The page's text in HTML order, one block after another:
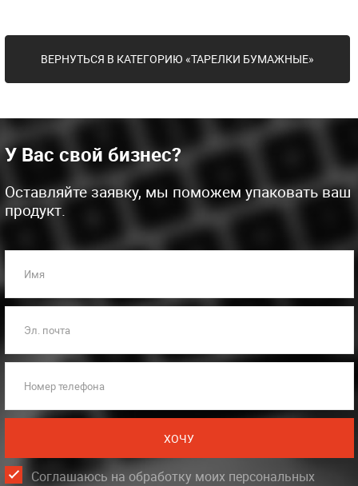
ВЕРНУТЬСЯ В КАТЕГОРИЮ «ТАРЕЛКИ БУМАЖНЫЕ»
У Вас свой бизнес?
Оставляйте заявку, мы поможем упаковать ваш
продукт.
Имя
Эл. почта
Номер телефона
ХОЧУ
Соглашаюсь на обработку моих персональных